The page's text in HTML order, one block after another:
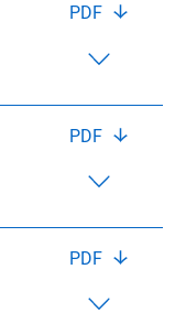
PDF
PDF
PDF